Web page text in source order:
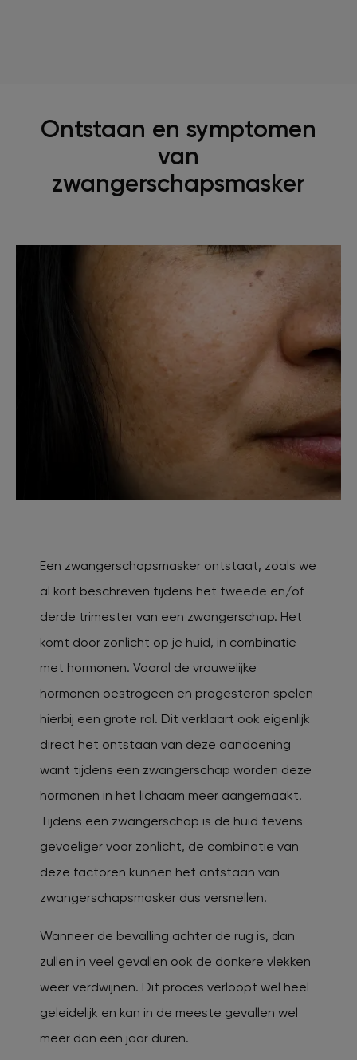
Ontstaan en symptomen
van
zwangerschapsmasker
Een zwangerschapsmasker ontstaat, zoals we
al kort beschreven tijdens het tweede en/of
derde trimester van een zwangerschap. Het
komt door zonlicht op je huid, in combinatie
met hormonen. Vooral de vrouwelijke
hormonen oestrogeen en progesteron spelen
hierbij een grote rol. Dit verklaart ook eigenlijk
direct het ontstaan van deze aandoening
want tijdens een zwangerschap worden deze
hormonen in het lichaam meer aangemaakt.
Tijdens een zwangerschap is de huid tevens
gevoeliger voor zonlicht, de combinatie van
deze factoren kunnen het ontstaan van
zwangerschapsmasker dus versnellen.
Wanneer de bevalling achter de rug is, dan
zullen in veel gevallen ook de donkere vlekken
weer verdwijnen. Dit proces verloopt wel heel
geleidelijk en kan in de meeste gevallen wel
meer dan een jaar duren.